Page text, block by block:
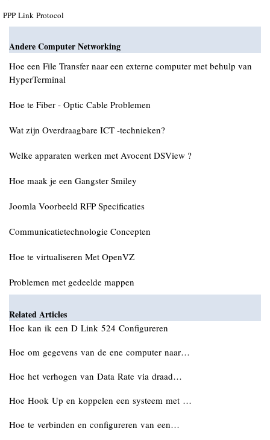
PPP Link Protocol
Andere Computer Networking
Hoe een File Transfer naar een externe computer met behulp van
HyperTerminal
Hoe te Fiber - Optic Cable Problemen
Wat zijn Overdraagbare ICT -technieken?
Welke apparaten werken met Avocent DSView ?
Hoe maak je een Gangster Smiley
Joomla Voorbeeld RFP Specificaties
Communicatietechnologie Concepten
Hoe te virtualiseren Met OpenVZ
Problemen met gedeelde mappen
Related Articles
Hoe kan ik een D Link 524 Configureren
Hoe om gegevens van de ene computer naar…
Hoe het verhogen van Data Rate via draad…
Hoe Hook Up en koppelen een systeem met …
Hoe te verbinden en configureren van een…